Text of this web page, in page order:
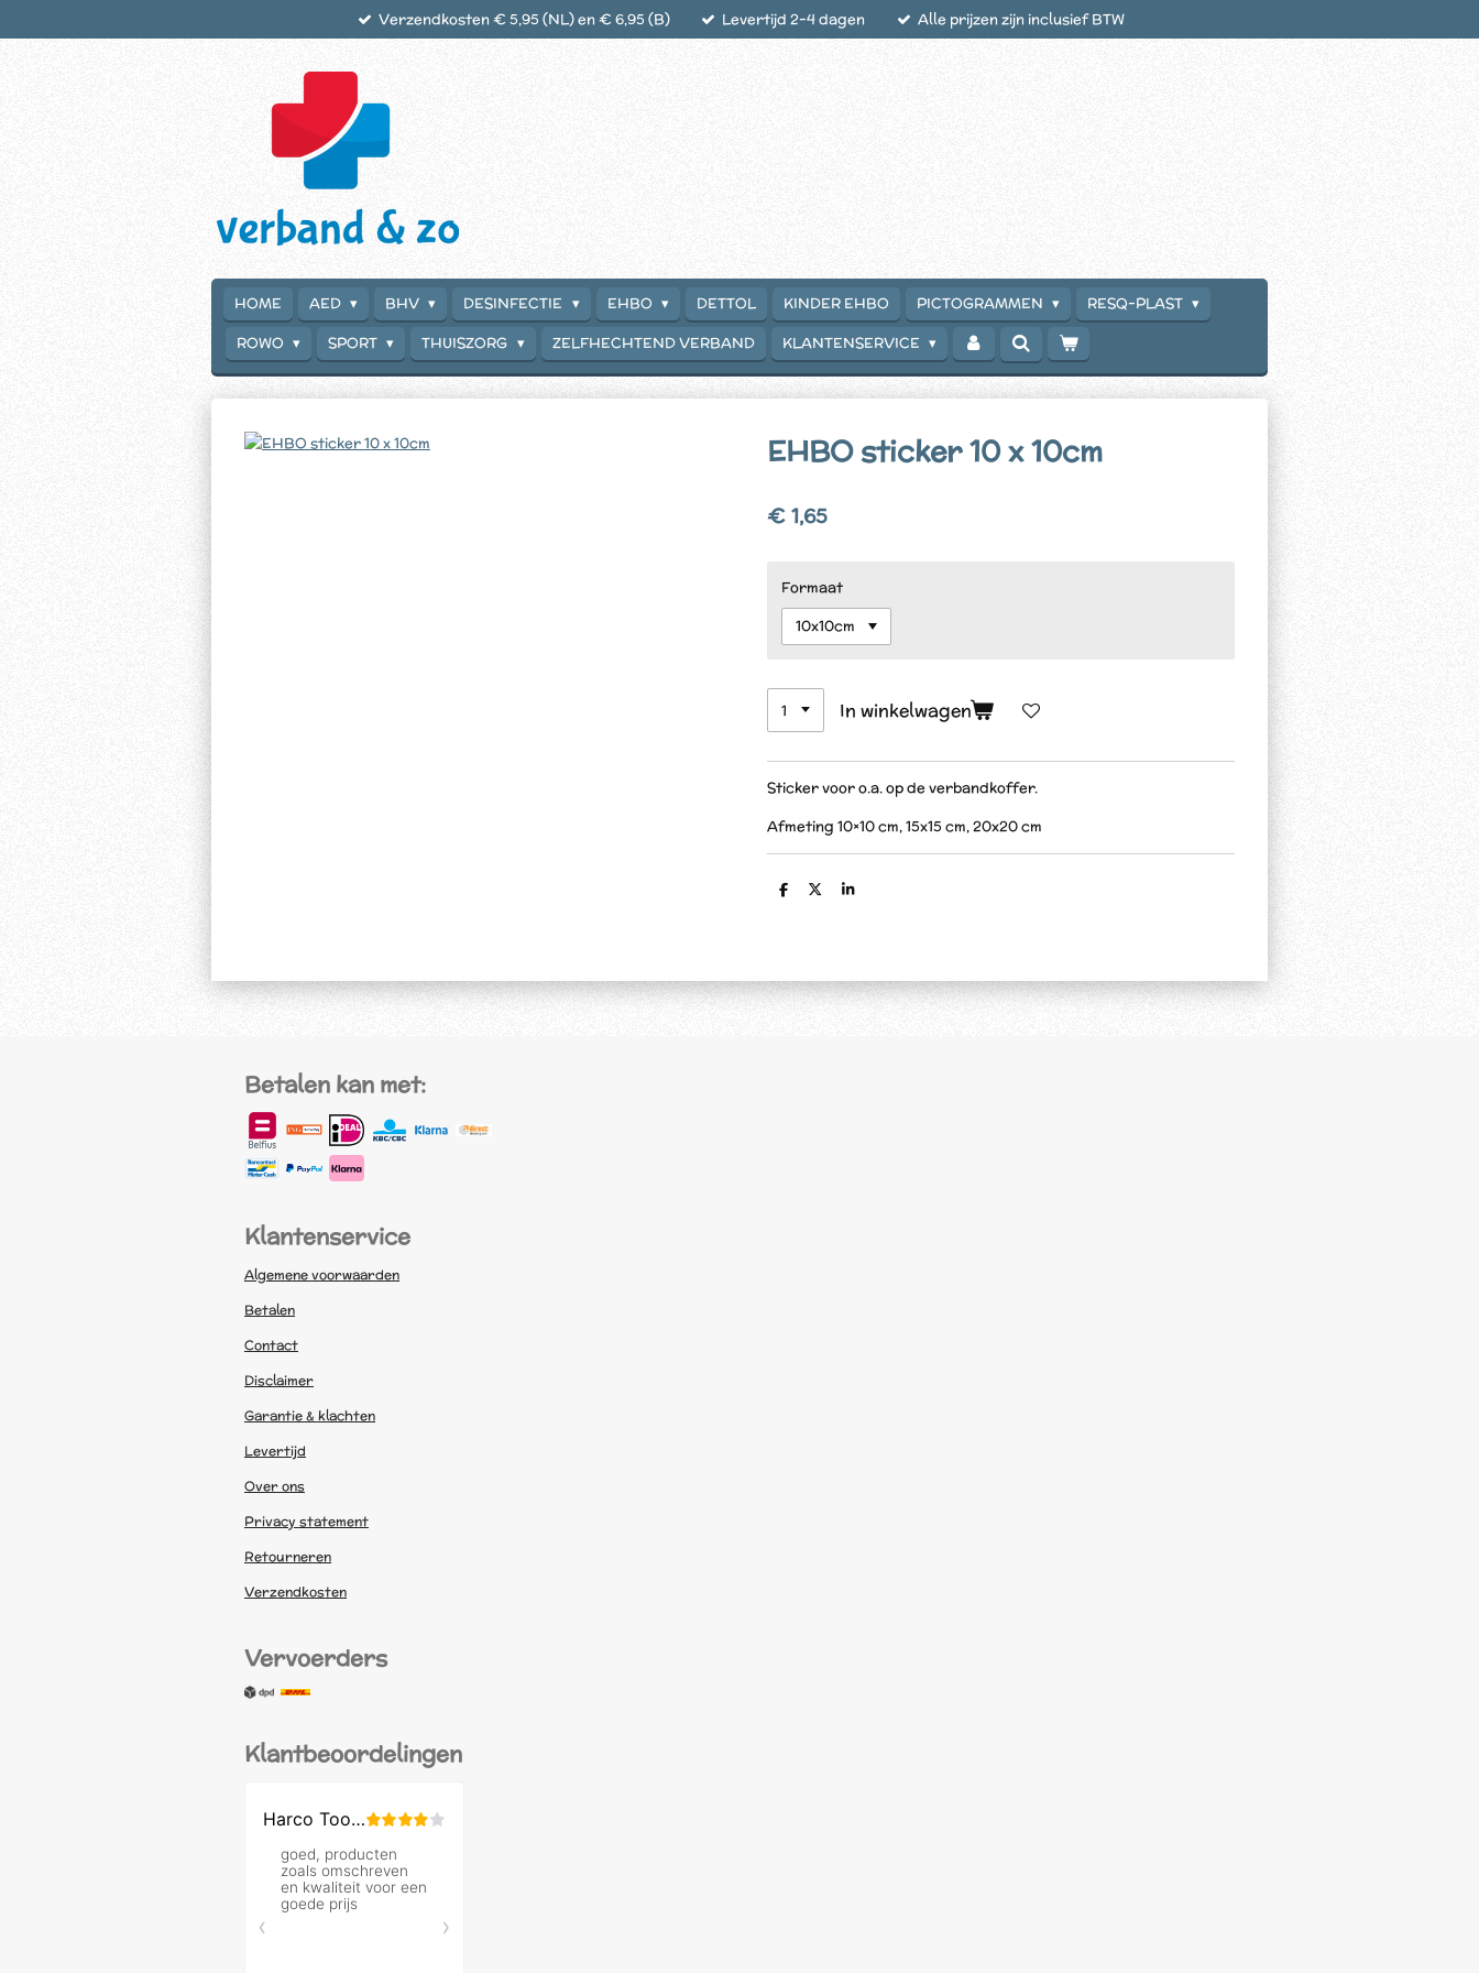
Verzendkosten € 5,95 (NL) en € 6,95 (B) Levertijd 2-4 dagen Alle prijzen zijn inclusief BTW
HOME AED BHV DESINFECTIE EHBO DETTOL KINDER EHBO PICTOGRAMMEN
RESQ-PLAST
ROWO
SPORT THUISZORG ZELFHECHTEND VERBAND KLANTENSERVICE
EHBO sticker 10 x 10cm
€ 1,65
Formaat
In winkelwagen
Sticker voor o.a. op de verbandkoffer.
Afmeting 10×10 cm, 15x15 cm, 20x20 cm
D
D
S
Betalen kan met:
Klantenservice
Algemene voorwaarden
Betalen
Contact
Disclaimer
Garantie & klachten
Levertijd
Over ons
Privacy statement
Retourneren
Verzendkosten
Vervoerders
Klantbeoordelingen